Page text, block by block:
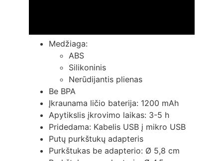
Medžiaga:
ABS
Silikoninis
Nerūdijantis plienas
Be BPA
Įkraunama ličio baterija: 1200 mAh
Apytikslis įkrovimo laikas: 3-5 h
Pridedama: Kabelis USB į mikro USB
Putų purkštukų adapteris
Purkštukas be adapterio: Ø 5,8 cm